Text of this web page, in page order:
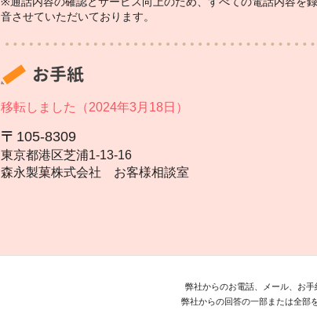
音させていただいております。
お手紙
移転しました（2024年3月18日）
105‐8309
東京都港区芝浦1‐13‐16
森永製菓株式会社 お客様相談室
弊社からのお電話、メール、お
弊社からの回答の一部または全部